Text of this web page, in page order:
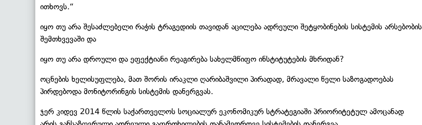
ითხოვს.“
იყო თუ არა შესაძლებელი რაჭის ტრაგედიის თავიდან აცილება ადრეული შეტყობინების სისტემის არსებობის
შემთხვევაში და
იყო თუ არა დროული და ეფექტიანი რეაგირება სახელმწიფო ინსტიტუტების მხრიდან?
ოცნების ხელისუფლება, მათ შორის ირაკლი ღარიბაშვილი პირადად, მრავალი წელი საზოგადოებას
პირდებოდა მონიტორინგის სისტემის დანერგვას.
ჯერ კიდევ 2014 წლის საქართველოს სოციალურ ეკონომიკურ სტრატეგიაში პრიორიტეტულ ამოცანად